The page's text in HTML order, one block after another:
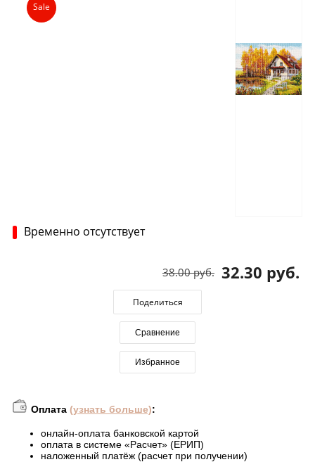
Sale
Временно отсутствует
32.30 руб.
38.00 руб.
Поделиться
Сравнение
Избранное
Оплата (узнать больше):
онлайн-оплата банковской картой
оплата в системе «Расчет» (ЕРИП)
наложенный платёж (расчет при получении)